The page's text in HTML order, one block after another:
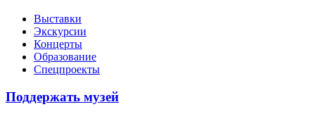
Выставки
Экскурсии
Концерты
Образование
Спецпроекты
Поддержать музей